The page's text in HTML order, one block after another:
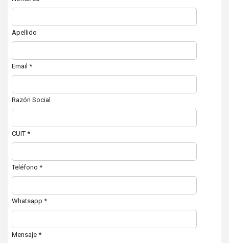
Apellido
Email*
Razón Social
CUIT*
Teléfono*
Whatsapp*
Mensaje*